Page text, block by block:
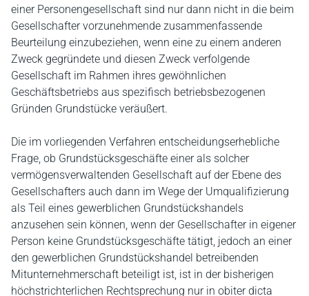
einer Personengesellschaft sind nur dann nicht in die beim
Gesellschafter vorzunehmende zusammenfassende
Beurteilung einzubeziehen, wenn eine zu einem anderen
Zweck gegründete und diesen Zweck verfolgende
Gesellschaft im Rahmen ihres gewöhnlichen
Geschäftsbetriebs aus spezifisch betriebsbezogenen
Gründen Grundstücke veräußert.
Die im vorliegenden Verfahren entscheidungserhebliche
Frage, ob Grundstücksgeschäfte einer als solcher
vermögensverwaltenden Gesellschaft auf der Ebene des
Gesellschafters auch dann im Wege der Umqualifizierung
als Teil eines gewerblichen Grundstückshandels
anzusehen sein können, wenn der Gesellschafter in eigener
Person keine Grundstücksgeschäfte tätigt, jedoch an einer
den gewerblichen Grundstückshandel betreibenden
Mitunternehmerschaft beteiligt ist, ist in der bisherigen
höchstrichterlichen Rechtsprechung nur in obiter dicta